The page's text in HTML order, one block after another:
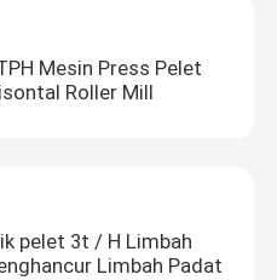
Mesin Press Pelet
Roller Mill
pelet 3t / H Limbah
Limbah Padat